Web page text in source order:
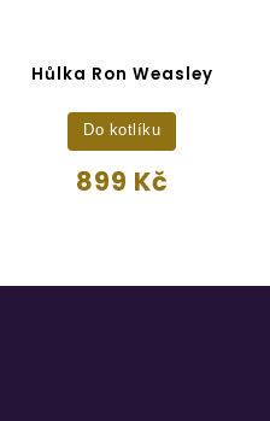
Hůlka Ron Weasley
899 Kč
Do kotlíku